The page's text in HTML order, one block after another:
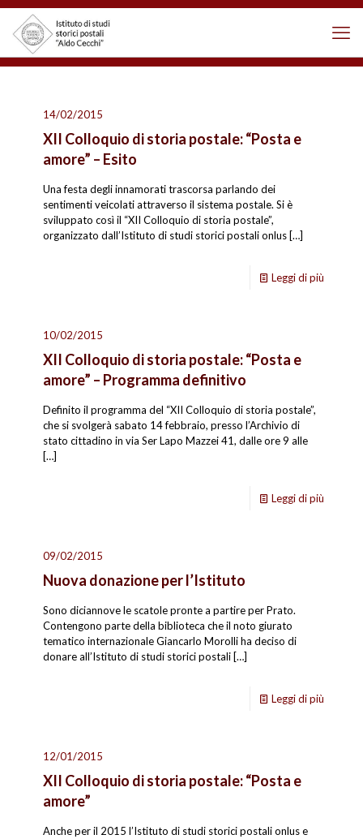
14/02/2015
XII Colloquio di storia postale: “Posta e
amore” – Esito
Una festa degli innamorati trascorsa parlando dei
sentimenti veicolati attraverso il sistema postale. Si è
sviluppato così il “XII Colloquio di storia postale”,
organizzato dall’Istituto di studi storici postali onlus […]
Leggi di più
10/02/2015
XII Colloquio di storia postale: “Posta e
amore” – Programma definitivo
Definito il programma del “XII Colloquio di storia postale”,
che si svolgerà sabato 14 febbraio, presso l’Archivio di
stato cittadino in via Ser Lapo Mazzei 41, dalle ore 9 alle
[…]
Leggi di più
09/02/2015
Nuova donazione per l’Istituto
Sono diciannove le scatole pronte a partire per Prato.
Contengono parte della biblioteca che il noto giurato
tematico internazionale Giancarlo Morolli ha deciso di
donare all’Istituto di studi storici postali […]
Leggi di più
12/01/2015
XII Colloquio di storia postale: “Posta e
amore”
Anche per il 2015 l’Istituto di studi storici postali onlus e